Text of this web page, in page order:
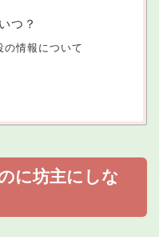
つ？
の情報について
に坊主にしな